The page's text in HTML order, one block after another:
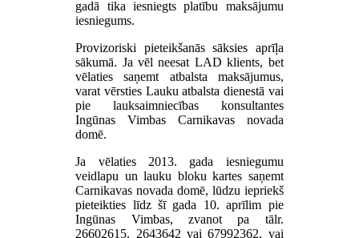
gadā tika iesniegts platību maksājumu
iesniegums.
Provizoriski pieteikšanās sāksies aprīļa
sākumā. Ja vēl neesat LAD klients, bet
vēlaties saņemt atbalsta maksājumus,
varat vērsties Lauku atbalsta dienestā vai
pie lauksaimniecības konsultantes
Ingūnas Vimbas Carnikavas novada
domē.
Ja vēlaties 2013. gada iesniegumu
veidlapu un lauku bloku kartes saņemt
Carnikavas novada domē, lūdzu iepriekš
pieteikties līdz šī gada 10. aprīlim pie
Ingūnas Vimbas, zvanot pa tālr.
26602615, 2643642 vai 67992362, vai